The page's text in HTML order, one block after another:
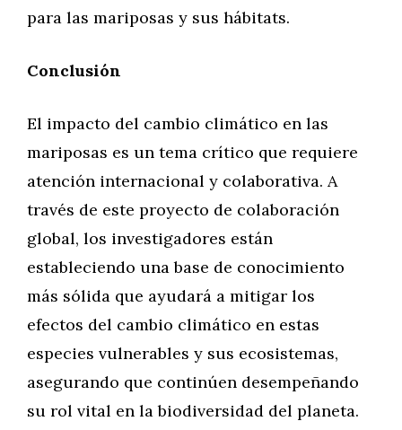
para las mariposas y sus hábitats.
Conclusión
El impacto del cambio climático en las
mariposas es un tema crítico que requiere
atención internacional y colaborativa. A
través de este proyecto de colaboración
global, los investigadores están
estableciendo una base de conocimiento
más sólida que ayudará a mitigar los
efectos del cambio climático en estas
especies vulnerables y sus ecosistemas,
asegurando que continúen desempeñando
su rol vital en la biodiversidad del planeta.